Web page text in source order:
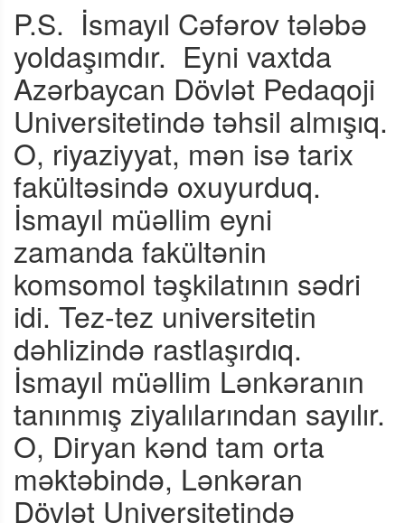
P.S. İsmayıl Cəfərov tələbə
yoldaşımdır. Eyni vaxtda
Azərbaycan Dövlət Pedaqoji
Universitetində təhsil almışıq.
O, riyaziyyat, mən isə tarix
fakültəsində oxuyurduq.
İsmayıl müəllim eyni
zamanda fakültənin
komsomol təşkilatının sədri
idi. Tez-tez universitetin
dəhlizində rastlaşırdıq.
İsmayıl müəllim Lənkəranın
tanınmış ziyalılarından sayılır.
O, Diryan kənd tam orta
məktəbində, Lənkəran
Dövlət Universitetində